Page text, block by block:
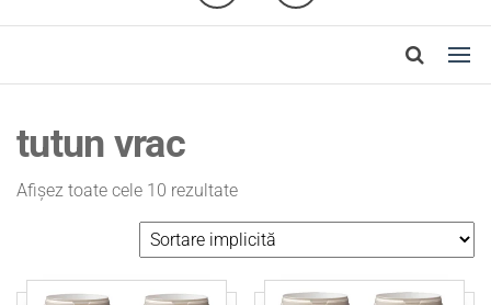
tutun vrac
Afișez toate cele 10 rezultate